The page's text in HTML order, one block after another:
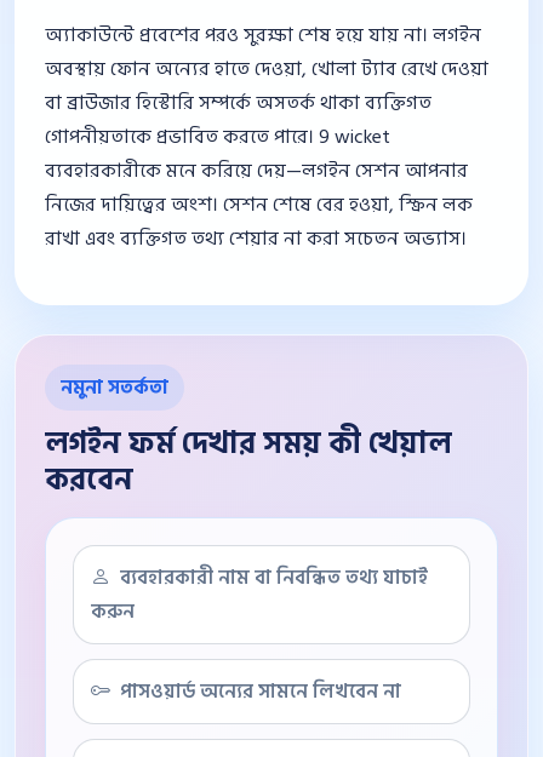
অ্যাকাউন্টে প্রবেশের পরও সুরক্ষা শেষ হয়ে যায় না। লগইন
অবস্থায় ফোন অন্যের হাতে দেওয়া, খোলা ট্যাব রেখে দেওয়া
বা ব্রাউজার হিস্টোরি সম্পর্কে অসতর্ক থাকা ব্যক্তিগত
গোপনীয়তাকে প্রভাবিত করতে পারে। 9 wicket
ব্যবহারকারীকে মনে করিয়ে দেয়—লগইন সেশন আপনার
নিজের দায়িত্বের অংশ। সেশন শেষে বের হওয়া, স্ক্রিন লক
রাখা এবং ব্যক্তিগত তথ্য শেয়ার না করা সচেতন অভ্যাস।
নমুনা সতর্কতা
লগইন ফর্ম দেখার সময় কী খেয়াল
করবেন
ব্যবহারকারী নাম বা নিবন্ধিত তথ্য যাচাই
করুন
পাসওয়ার্ড অন্যের সামনে লিখবেন না